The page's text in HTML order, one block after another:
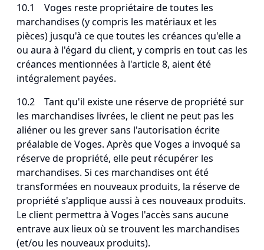
10.1 Voges reste propriétaire de toutes les
marchandises (y compris les matériaux et les
pièces) jusqu'à ce que toutes les créances qu'elle a
ou aura à l'égard du client, y compris en tout cas les
créances mentionnées à l'article 8, aient été
intégralement payées.
10.2 Tant qu'il existe une réserve de propriété sur
les marchandises livrées, le client ne peut pas les
aliéner ou les grever sans l'autorisation écrite
préalable de Voges. Après que Voges a invoqué sa
réserve de propriété, elle peut récupérer les
marchandises. Si ces marchandises ont été
transformées en nouveaux produits, la réserve de
propriété s'applique aussi à ces nouveaux produits.
Le client permettra à Voges l'accès sans aucune
entrave aux lieux où se trouvent les marchandises
(et/ou les nouveaux produits).